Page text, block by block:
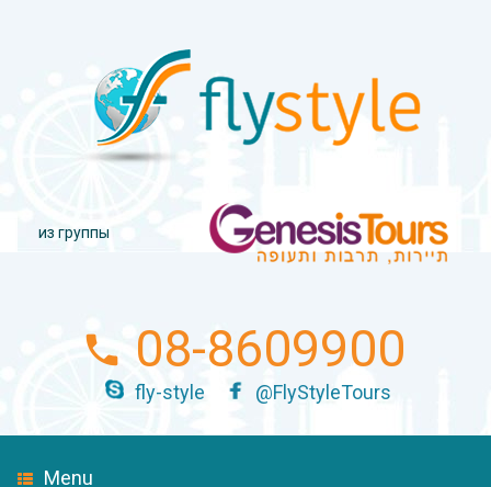
из группы
08-8609900
fly-style @FlyStyleTours
Menu